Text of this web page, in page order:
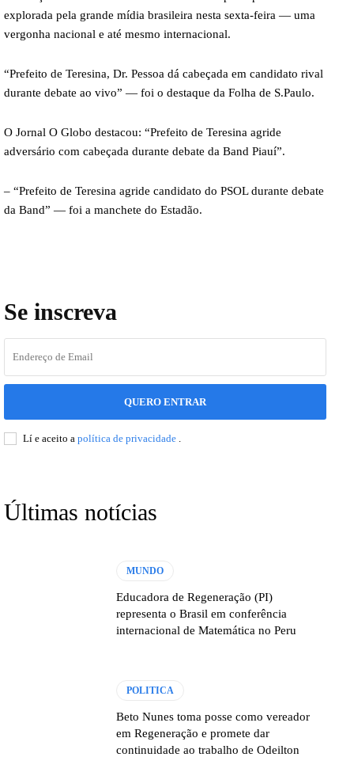
explorada pela grande mídia brasileira nesta sexta-feira — uma
vergonha nacional e até mesmo internacional.
“Prefeito de Teresina, Dr. Pessoa dá cabeçada em candidato rival
durante debate ao vivo” — foi o destaque da Folha de S.Paulo.
O Jornal O Globo destacou: “Prefeito de Teresina agride
adversário com cabeçada durante debate da Band Piauí”.
– “Prefeito de Teresina agride candidato do PSOL durante debate
da Band” — foi a manchete do Estadão.
Se inscreva
QUERO ENTRAR
Lí e aceito a política de privacidade
Últimas notícias
MUNDO
Educadora de Regeneração (PI)
representa o Brasil em conferência
internacional de Matemática no Peru
POLITICA
Beto Nunes toma posse como vereador
em Regeneração e promete dar
continuidade ao trabalho de Odeilton